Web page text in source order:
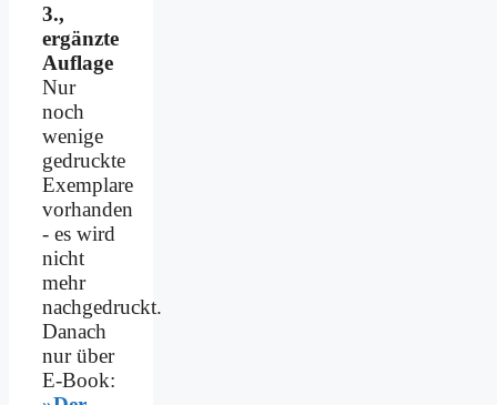
3.,
ergänzte
Auflage
Nur
noch
wenige
gedruckte
Exemplare
vorhanden
- es wird
nicht
mehr
nachgedruckt.
Danach
nur über
E-Book: